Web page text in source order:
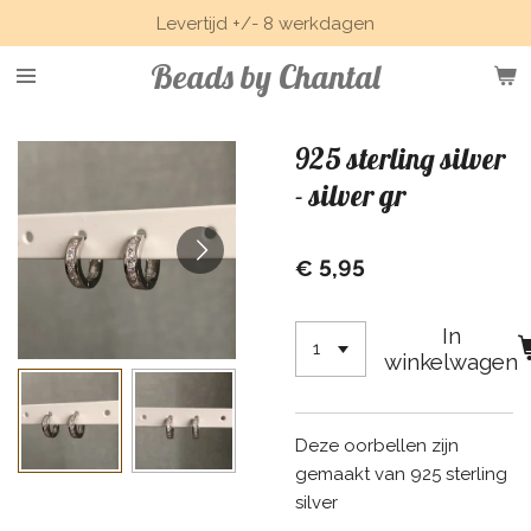
direct
naar
hoofdinhoud
Beads by Chantal
Levertijd +/- 8 werkdagen
925 sterling silver
- silver gr
€ 5,95
In
winkelwagen
Deze oorbellen zijn
gemaakt van 925 sterling
silver